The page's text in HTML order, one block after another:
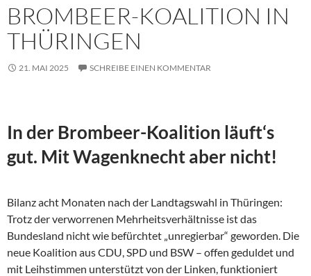
BROMBEER-KOALITION IN
THÜRINGEN
21. MAI 2025 SCHREIBE EINEN KOMMENTAR
In der Brombeer-Koalition läuft‘s
gut. Mit Wagenknecht aber nicht!
Bilanz acht Monaten nach der Landtagswahl in Thüringen:
Trotz der verworrenen Mehrheitsverhältnisse ist das
Bundesland nicht wie befürchtet „unregierbar“ geworden. Die
neue Koalition aus CDU, SPD und BSW – offen geduldet und
mit Leihstimmen unterstützt von der Linken, funktioniert